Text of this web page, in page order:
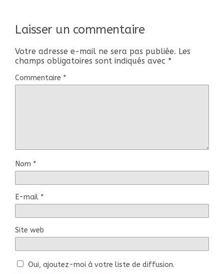
Laisser un commentaire
Votre adresse e-mail ne sera pas publiée. Les
champs obligatoires sont indiqués avec *
Commentaire *
Nom *
E-mail *
Site web
Oui, ajoutez-moi à votre liste de diffusion.